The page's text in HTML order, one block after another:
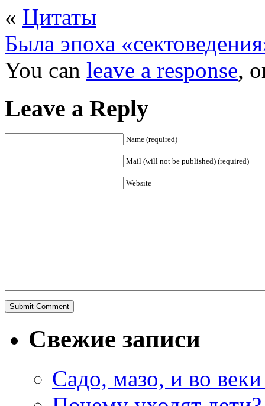
« Цитаты
Была эпоха
You can leave a response,
Leave a Reply
Name (required)
Mail (will not be published) (required)
Website
Свежие записи
Садо, мазо, и во веки